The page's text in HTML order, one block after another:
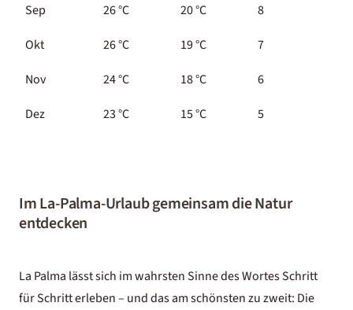
Sep
26 °C 20 °C
8
Okt
26 °C 19 °C
7
Nov
24 °C 18 °C
6
Dez
23 °C 15 °C 5
Im La-Palma-Urlaub gemeinsam die Natur
entdecken
La Palma lässt sich im wahrsten Sinne des Wortes Schritt
für Schritt erleben – und das am schönsten zu zweit: Die